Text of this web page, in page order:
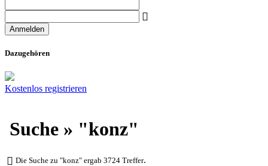
Dazugehören
Kostenlos registrieren
Suche » "konz"
Die Suche zu "konz" ergab 3724 Treffer.